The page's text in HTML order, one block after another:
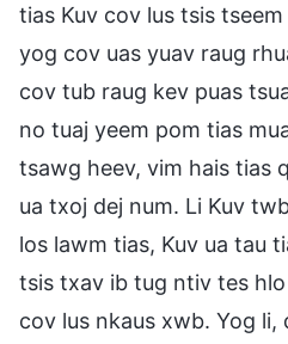
tias Kuv cov lus tsis
yog cov uas yuav raug
cov tub raug kev puas
no tuaj yeem pom tias
tsawg heev, vim hais tias
ua txoj dej num. Li Kuv
los lawm tias, Kuv ua tau
tsis txav ib tug ntiv tes hlo
cov lus nkaus xwb. Yog